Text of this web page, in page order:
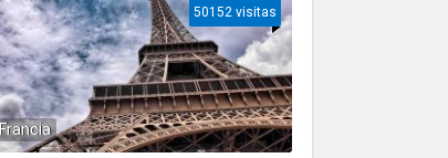
Francia
50152 visitas